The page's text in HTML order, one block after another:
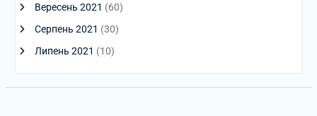
Вересень 2021 (60)
Серпень 2021 (30)
Липень 2021 (10)